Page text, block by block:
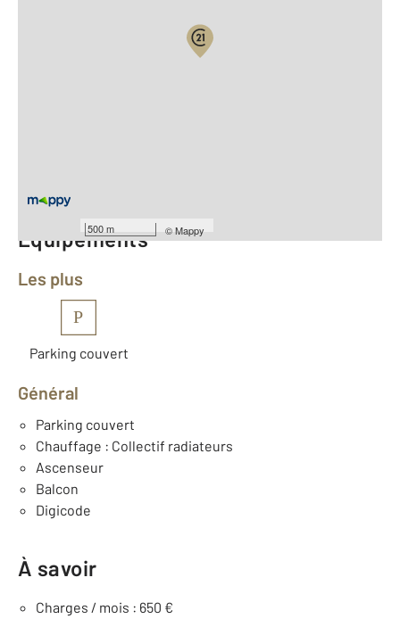
500 m ©Mappy
Équipements
Les plus
P
Parking couvert
Général
Parking couvert
Chauffage : Collectif radiateurs
Ascenseur
Balcon
Digicode
À savoir
Charges / mois : 650 €